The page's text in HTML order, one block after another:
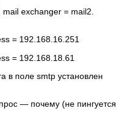
exchanger = mail2.
= 192.168.16.251
= 192.168.18.61
в поле smtp установлен
— почему (не пингуется